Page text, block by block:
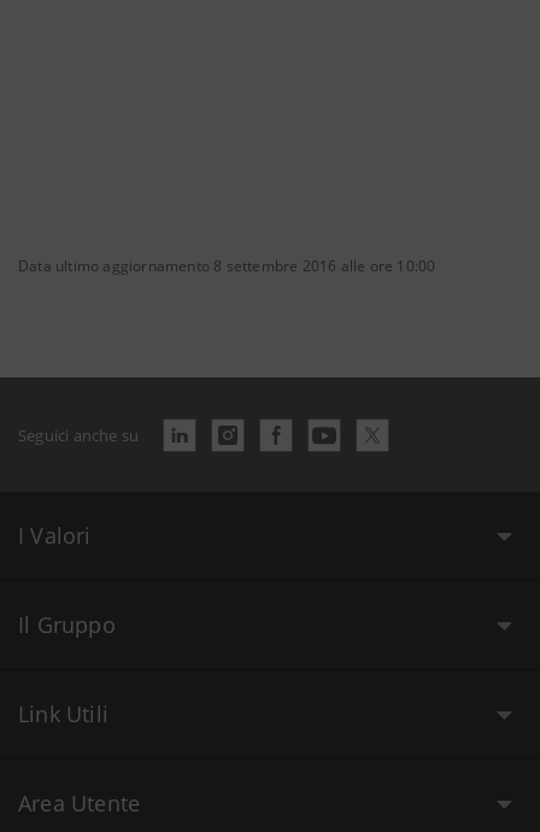
Data ultimo aggiornamento 8 settembre 2016 alle ore 10:00
Seguici anche su
I Valori
Il Gruppo
Link Utili
Area Utente